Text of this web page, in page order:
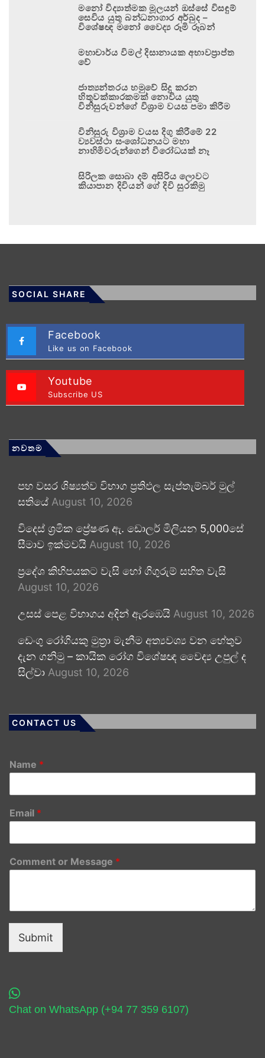
මනෝ විද්‍යාත්මක මූලයන් ඔස්සේ විසඳුම්
සෙවිය යුතු බන්ධනාගාර අර්බුද –
විශේෂඥ මනෝ වෛද්‍ය රූමි රූබන්
මහාචාර්ය විමල් දිසානායක අභාවප්‍රාප්ත
වේ
ජාත්‍යන්තරය හමුවේ සිදු කරන
හිතුවක්කාරකමක් නොවිය යුතු
විනිසුරුවන්ගේ විශ්‍රාම වයස පමා කිරීම
විනිසුරු විශ්‍රාම වයස දිගු කිරීමේ 22
ව්‍යවස්ථා සංශෝධනයට මහා
නාහිමිවරුන්ගෙන් විරෝධයක් නෑ
සිරිලක සොබා දම් අසිරිය ලොවට
කියාපාන දිවියන් ගේ දිවි සුරකිමු
SOCIAL SHARE
Facebook
Like us on Facebook
Youtube
Subscribe US
නවතම
පහ වසර ශිෂ්‍යත්ව විභාග ප්‍රතිඵල සැප්තැම්බර් මුල්
සතියේ August 10, 2026
විදෙස් ශ්‍රමික ප්‍රේෂණ ඇ. ඩොලර් මිලියන 5,000සේ
සීමාව ඉක්මවයි August 10, 2026
ප්‍රදේශ කිහිපයකට වැසි හෝ ගිගුරුම් සහිත වැසි
August 10, 2026
උසස් පෙළ විභාගය අදින් ඇරඹෙයි August 10, 2026
ඩෙංගු රෝගියකු ⁣මුත්‍රා මැනීම අත්‍යවශ්‍ය වන හේතුව
දැන ගනිමු – කායික රෝග විශේෂඥ වෛද්‍ය උපුල් ද
සිල්වා August 10, 2026
CONTACT US
Name *
Email *
Comment or Message *
Submit
Chat on WhatsApp (+94 77 359 6107)